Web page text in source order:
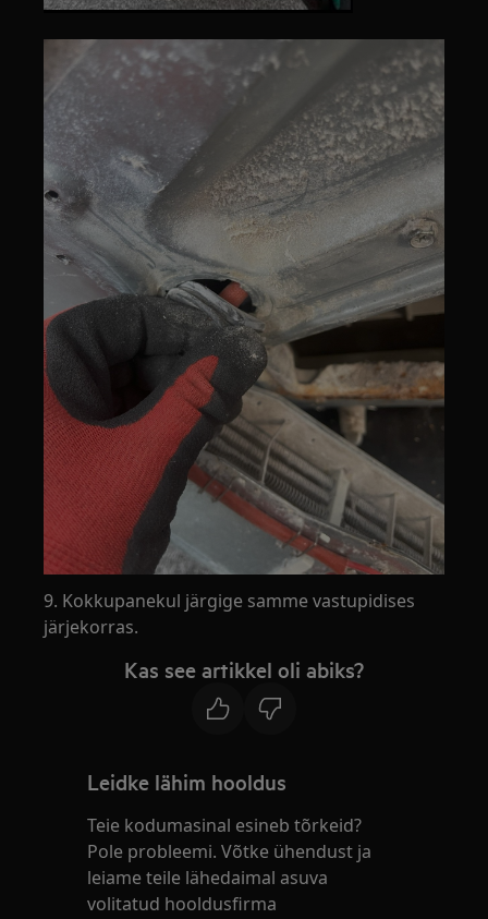
9. Kokkupanekul järgige samme vastupidises
järjekorras.
Kas see artikkel oli abiks?
Leidke lähim hooldus
Teie kodumasinal esineb tõrkeid?
Pole probleemi. Võtke ühendust ja
leiame teile lähedaimal asuva
volitatud hooldusfirma